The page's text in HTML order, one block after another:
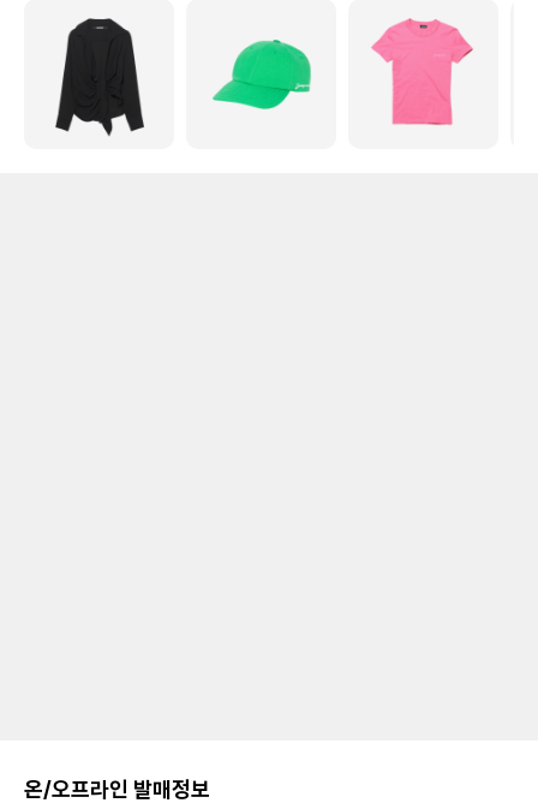
온/오프라인 발매정보